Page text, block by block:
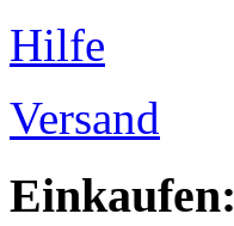
Hilfe
Versand
Einkaufen: